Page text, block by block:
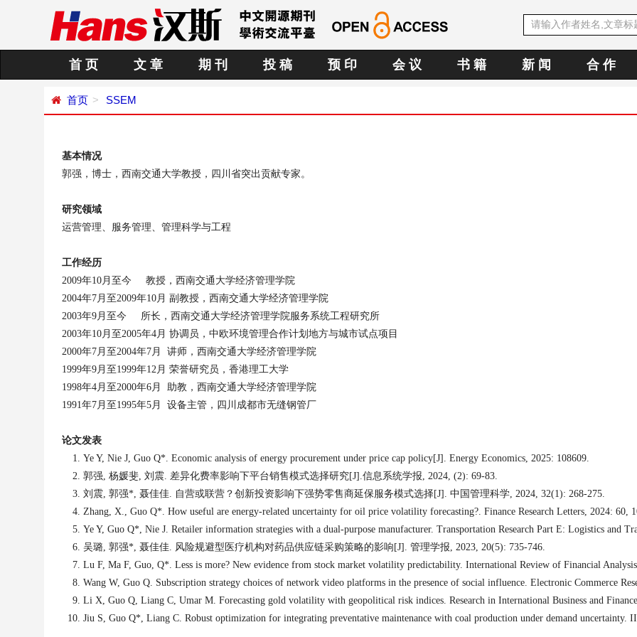
首 页 文 章 期 刊 投 稿 预 印 会 议 书 籍 新 闻 合 作
首页 SSEM
基本情况
郭强，博士，西南交通大学教授，四川省突出贡献专家。
研究领域
运营管理、服务管理、管理科学与工程
工作经历
2009年10月 至今 教授 ， 西南交通大学经济管理学院
2004年7月至2009年10月 副教授 ， 西南交通大学经济管理学院
2003年9月 至今 所长 ， 西南交通大学经济管理学院服务系统工程研究所
2003年10月至2005年4月 协调员 ， 中欧环境管理合作计划地方与城市试点项目
2000年7月至2004年7月 讲师 ， 西南交通大学经济管理学院
1999年9月至 1999年12月 荣誉研究员 ， 香港理工大学
1998年4月至2000年6月 助教 ， 西南交通大学经济管理学院
1991年7月至 1995年5月 设备主管 ， 四川成都市无缝钢管厂
论文发表
Ye Y, Nie J, Guo Q*. Economic analysis of energy procurement under price cap policy[J]. Energy Economics, 2025: 108609.
郭强, 杨媛斐, 刘震. 差异化费率影响下平台销售模式选择研究[J].信息系统学报, 2024, (2): 69-83.
刘震, 郭强*, 聂佳佳. 自营或联营？创新投资影响下强势零售商延保服务模式选择[J]. 中国管理科学, 2024, 32(1): 268-275.
Zhang, X., Guo Q*. How useful are energy-related uncertainty for oil price volatility forecasting?. Finance Research Letters, 2024: 60,
Ye Y, Guo Q*, Nie J. Retailer information strategies with a dual-purpose manufacturer. Transportation Research Part E: Logistics and
吴璐, 郭强*, 聂佳佳. 风险规避型医疗机构对药品供应链采购策略的影响 [J]. 管理学报, 2023, 20(5): 735-746.
Lu F, Ma F, Guo, Q*. Less is more? New evidence from stock market volatility predictability. International Review of Financial
Wang W, Guo Q. Subscription strategy choices of network video platforms in the presence of social influence. Electronic Commerce
Li X, Guo Q, Liang C, Umar M. Forecasting gold volatility with geopolitical risk indices. Research in International Business and
Jiu S, Guo Q*, Liang C. Robust optimization for integrating preventative maintenance with coal production under demand uncertainty.